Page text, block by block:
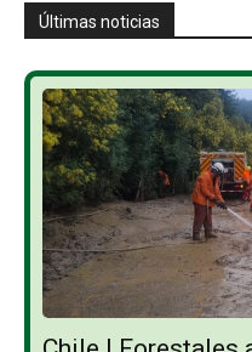
Últimas noticias